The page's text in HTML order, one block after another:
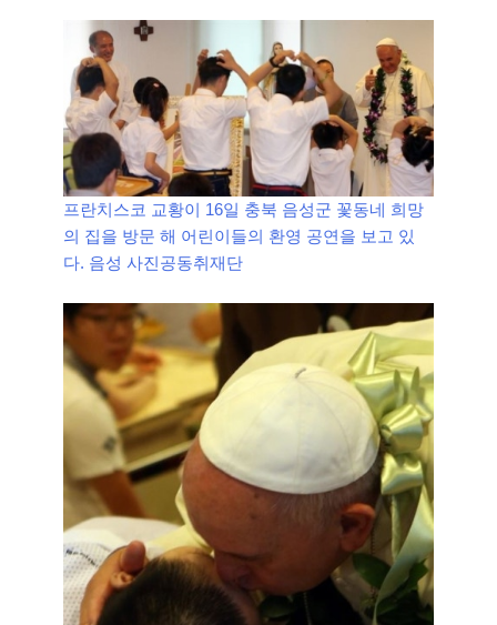
프란치스코 교황이 16일 충북 음성군 꽃동네 희망
의 집을 방문 해 어린이들의 환영 공연을 보고 있
다. 음성 사진공동취재단